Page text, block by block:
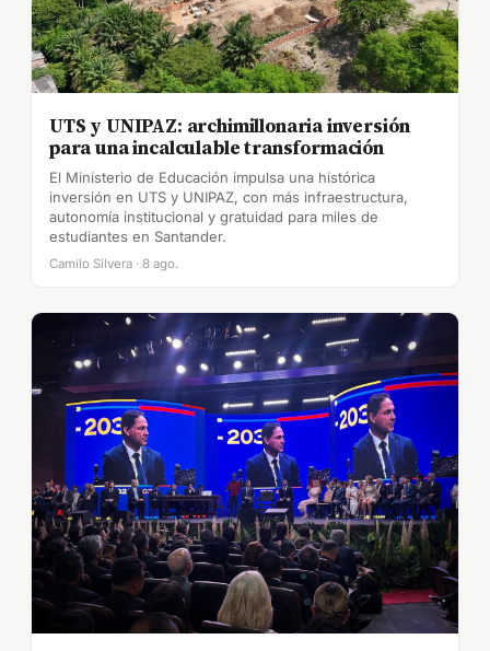
UTS y UNIPAZ: archimillonaria inversión
para una incalculable transformación
El Ministerio de Educación impulsa una histórica
inversión en UTS y UNIPAZ, con más infraestructura,
autonomía institucional y gratuidad para miles de
estudiantes en Santander.
Camilo Silvera · 8 ago.